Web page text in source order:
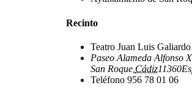
Recinto
Teatro Juan Luis Galiardo
Paseo Alameda Alfonso
San Roque Cádiz11360
Teléfono 956 78 01 06